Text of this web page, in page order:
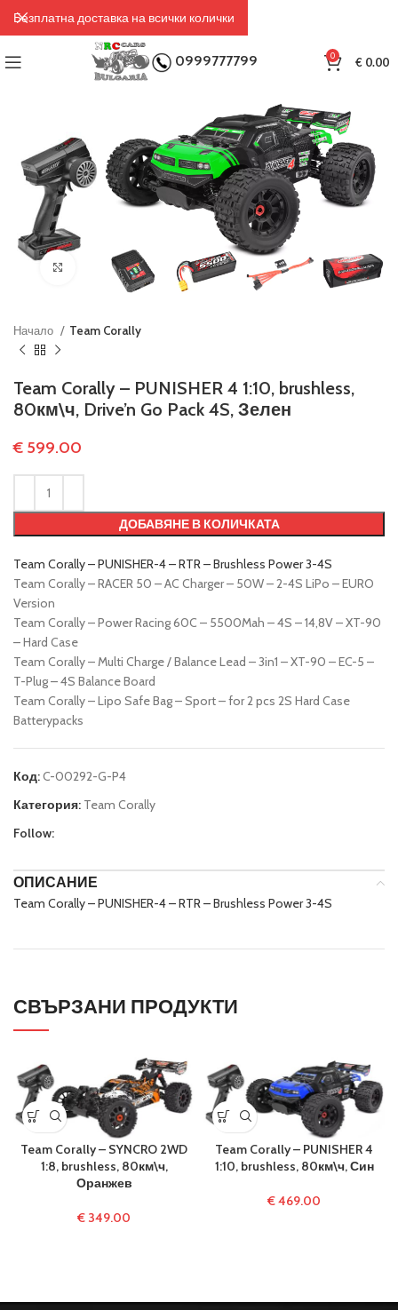
0999777799 0 €0.00
Click to enlarge
Начало Team Corally
Team Corally – PUNISHER 4 1:10, brushless,
80км\ч, Drive’n Go Pack 4S, Зелен
€ 599.00
ДОБАВЯНЕ В КОЛИЧКАТА
Team Corally – PUNISHER-4 – RTR – Brushless Power 3-4S
Team Corally – RACER 50 – AC Charger – 50W – 2-4S LiPo – EURO
Version
Team Corally – Power Racing 60C – 5500Mah – 4S – 14,8V – XT-90
– Hard Case
Team Corally – Multi Charge / Balance Lead – 3in1 – XT-90 – EC-5 –
T-Plug – 4S Balance Board
Team Corally – Lipo Safe Bag – Sport – for 2 pcs 2S Hard Case
Batterypacks
Код:C-00292-G-P4
Категория: Team Corally
Follow:
ОПИСАНИЕ
Team Corally – PUNISHER-4 – RTR – Brushless Power 3-4S
СВЪРЗАНИ ПРОДУКТИ
Team Corally – SYNCRO 2WD
1:8, brushless, 80км\ч,
Оранжев
€ 349.00
Team Corally – PUNISHER 4
1:10, brushless, 80км\ч, Син
€469.00
Безплатна доставка на всички колички